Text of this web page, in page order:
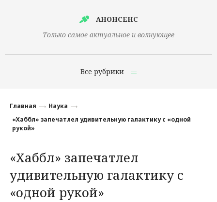
АНОНСЕНС
Только самое актуальное и волнующее
Все рубрики
Финансы
Наука
Культура
Общество
Главная
Наука
«Хаббл» запечатлел удивительную галактику с «одной
рукой»
«Хаббл» запечатлел
удивительную галактику с
«одной рукой»